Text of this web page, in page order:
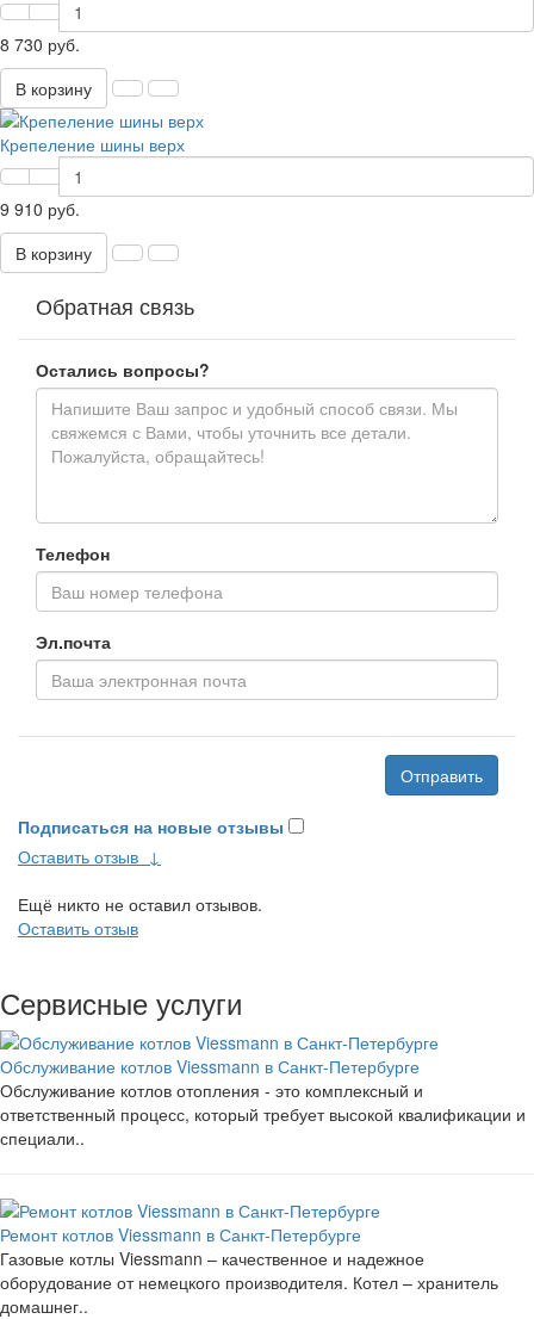
8 730 руб.
В корзину
Крепеление шины верх
9 910 руб.
В корзину
Обратная связь
Остались вопросы?
Телефон
Эл.почта
Отправить
Подписаться на новые отзывы
Оставить отзыв ↓
Ещё никто не оставил отзывов.
Оставить отзыв
Сервисные услуги
Обслуживание котлов Viessmann в Санкт-Петербурге
Обслуживание котлов отопления - это комплексный и
ответственный процесс, который требует высокой квалификации и
специали..
Ремонт котлов Viessmann в Санкт-Петербурге
Газовые котлы Viessmann – качественное и надежное
оборудование от немецкого производителя. Котел – хранитель
домашнег..